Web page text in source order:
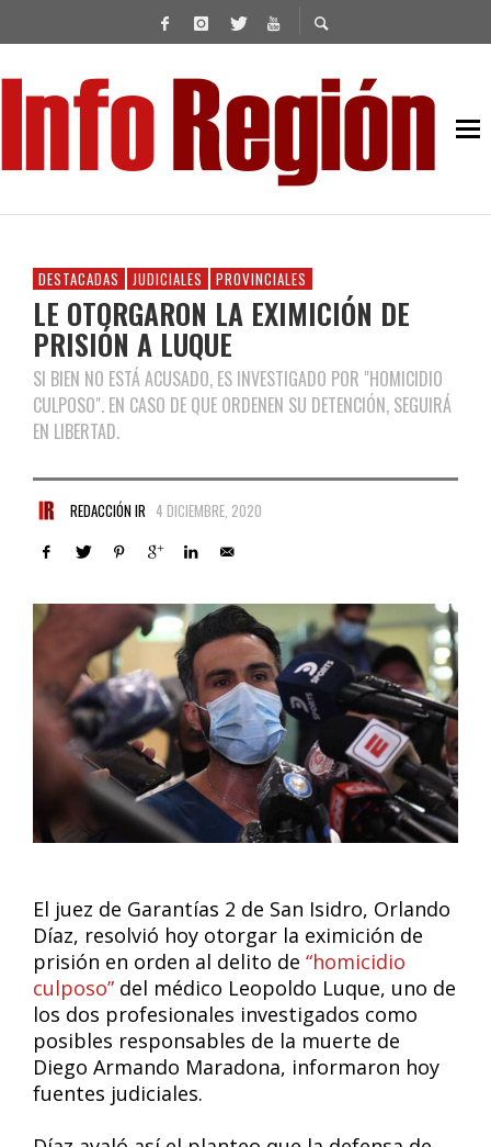
DESTACADAS JUDICIALES PROVINCIALES
LE OTORGARON LA EXIMICIÓN DE
PRISIÓN A LUQUE
SI BIEN NO ESTÁ ACUSADO, ES INVESTIGADO POR "HOMICIDIO
CULPOSO". EN CASO DE QUE ORDENEN SU DETENCIÓN, SEGUIRÁ
EN LIBERTAD.
REDACCIÓN IR 4 DICIEMBRE, 2020
El juez de Garantías 2 de San Isidro, Orlando
Díaz, resolvió hoy otorgar la eximición de
prisión en orden al delito de “homicidio
culposo” del médico Leopoldo Luque, uno de
los dos profesionales investigados como
posibles responsables de la muerte de
Diego Armando Maradona, informaron hoy
fuentes judiciales.